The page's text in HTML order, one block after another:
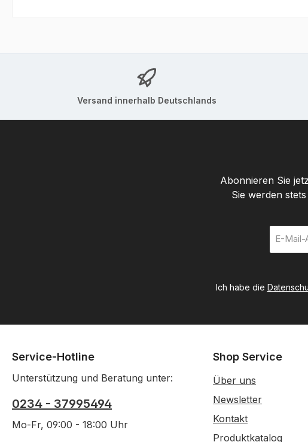
Versand innerhalb Deutschlands
Abonnieren Sie
Sie werden
Mail-
Ich habe die
Service-Hotline
Unterstützung und Beratung unter:
0234 - 37995494
Mo-Fr, 09:00 - 18:00 Uhr
Shop Service
Über uns
Newsletter
Kontakt
Produktkatalog